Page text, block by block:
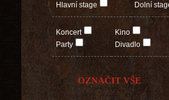
Hlavní stage Dolní
Koncert
Party
Kino
Divadlo
OZNAČIT VŠE